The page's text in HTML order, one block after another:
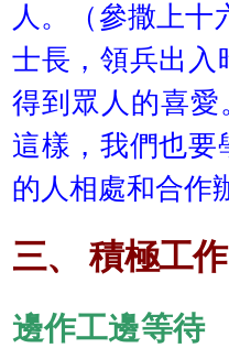
人。（參撒上十
士長，領兵出入
得到眾人的喜愛
這樣，我們也要
的人相處和合作
三、 積極工作
邊作工邊等待